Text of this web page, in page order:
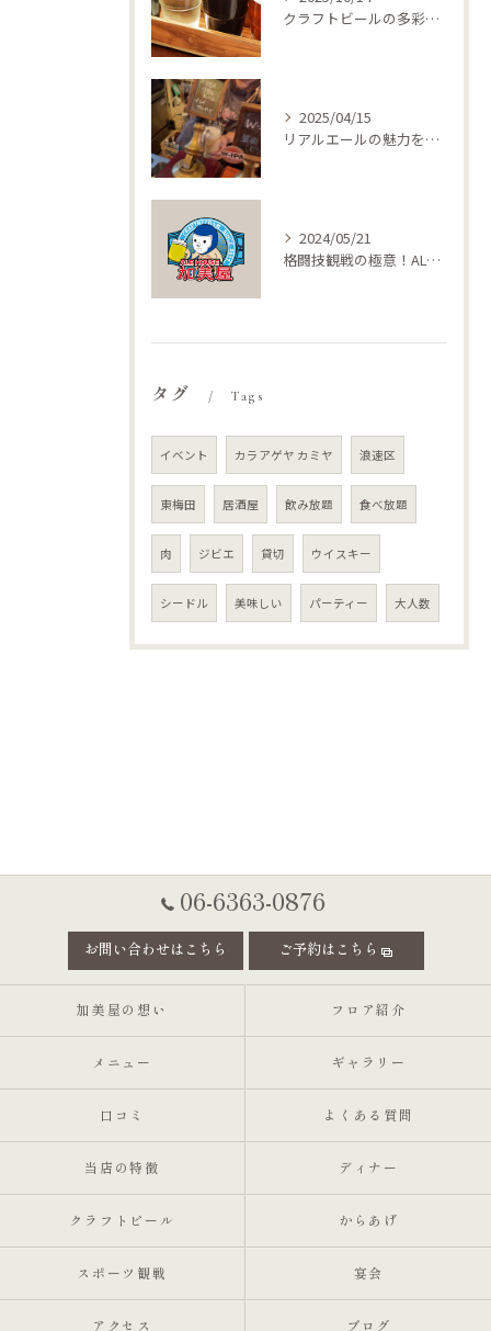
クラフトビールの多彩な味を東梅田駅居酒屋で満喫する楽しみ方
2025/04/15
リアルエールの魅力を探る：なぜ人気急上昇中なのか？
2024/05/21
格闘技観戦の極意！ALE HOUSE加美屋が楽しめる理由とは？
タグ Tags
イベント カラアゲヤ カミヤ 浪速区
東梅田 居酒屋 飲み放題 食べ放題
肉 ジビエ 貸切 ウイスキー
シードル 美味しい パーティー 大人数
06-6363-0876
お問い合わせはこちら ご予約はこちら
加美屋の想い フロア紹介
メニュー ギャラリー
口コミ よくある質問
当店の特徴 ディナー
クラフトビール からあげ
スポーツ観戦 宴会
アクセス ブログ